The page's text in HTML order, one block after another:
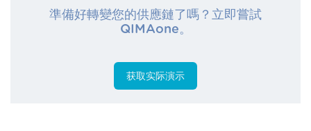
準備好轉變您的供應鏈了嗎？立即嘗試
QIMAone。
获取实际演示